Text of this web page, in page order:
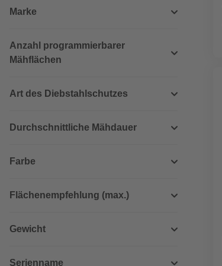
Marke
Anzahl programmierbarer
Mähflächen
Art des Diebstahlschutzes
Durchschnittliche Mähdauer
Farbe
Flächenempfehlung (max.)
Gewicht
Serienname